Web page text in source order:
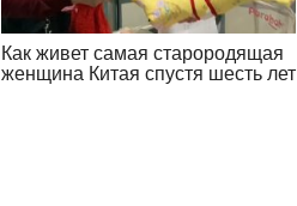
Как живет самая старородящая
женщина Китая спустя шесть лет